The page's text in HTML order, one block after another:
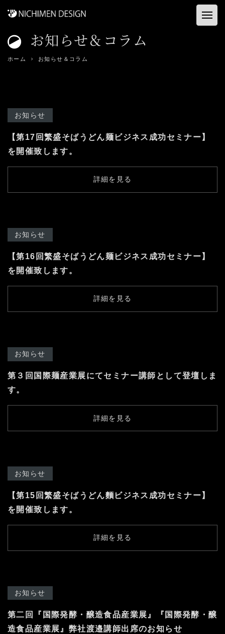
ホーム
コンサル&プロデュース
資料ダウンロード
よくある質問
お知らせ＆コラム
ホーム お知らせ＆コラム
お知らせ
【第17回繁盛そばうどん麺ビジネス成功セミナー】
を開催致します。
詳細を見る
お知らせ
【第16回繁盛そばうどん麺ビジネス成功セミナー】
を開催致します。
詳細を見る
お知らせ
第３回国際麺産業展にてセミナー講師として登壇しま
す。
詳細を見る
お知らせ
【第15回繁盛そばうどん麵ビジネス成功セミナー】
を開催致します。
詳細を見る
お知らせ
第二回『国際発酵・醸造食品産業展』『国際発酵・醸
造食品産業展』弊社渡邉講師出席のお知らせ